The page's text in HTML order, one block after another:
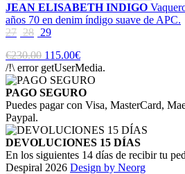
JEAN ELISABETH INDIGO
años 70 en denim índigo suave de APC.
27 28 29
€230.00 115.00€
/!\ error getUserMedia.
PAGO SEGURO
Puedes pagar con Visa, MasterCard,
Paypal.
DEVOLUCIONES 15 DÍAS
En los siguientes 14 días de recibir tu
Despiral 2026 Design by Neorg